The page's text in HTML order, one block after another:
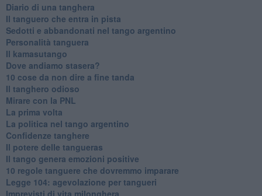
Diario di una tanghera
Il tanguero che entra in pista
Sedotti e abbandonati nel tango argentino
Personalità tanguera
Il kamasutango
Dove andiamo stasera?
10 cose da non dire a fine tanda
Il tanghero odioso
Mirare con la PNL
La prima volta
La politica nel tango argentino
Confidenze tanghere
Il potere delle tangueras
Il tango genera emozioni positive
10 regole tanguere che dovremmo imparare
Legge 104: agevolazione per tangueri
Imprevisti di vita milonghera